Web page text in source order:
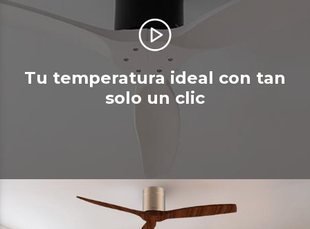
Tu temperatura ideal con tan
solo un clic